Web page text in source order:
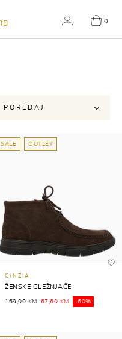
0
POREDAJ
SALE OUTLET
CINZIA
ŽENSKE GLEŽNJAČE
169,00 KM 67,60 KM -60%